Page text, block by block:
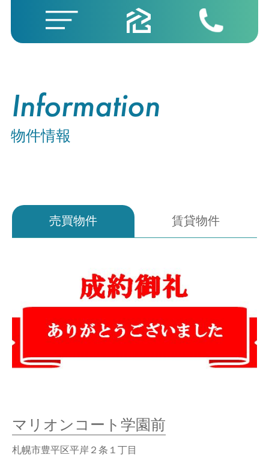
Information
物件情報
売買物件 賃貸物件
マリオンコート学園前
札幌市豊平区平岸２条１丁目